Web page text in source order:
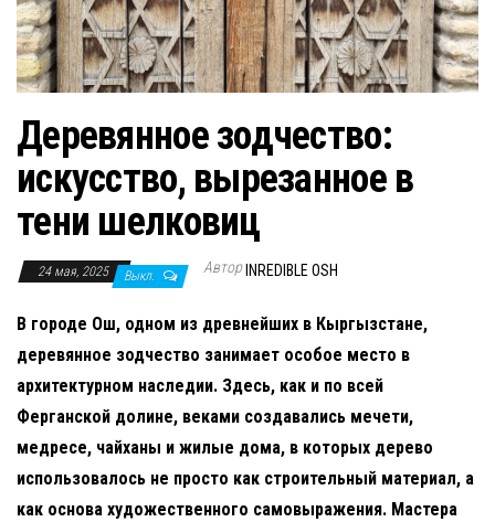
а
в
и
Деревянное зодчество:
искусство, вырезанное в
тени шелковиц
24 мая, 2025 Выкл. Автор INREDIBLE OSH
В городе Ош, одном из древнейших в Кыргызстане,
деревянное зодчество занимает особое место в
архитектурном наследии. Здесь, как и по всей
Ферганской долине, веками создавались мечети,
медресе, чайханы и жилые дома, в которых дерево
использовалось не просто как строительный материал, а
как основа художественного самовыражения. Мастера